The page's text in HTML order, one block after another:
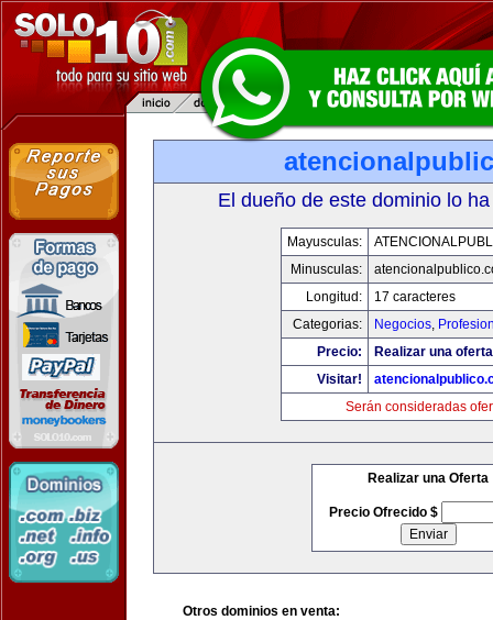
El dueño de este dominio lo
Mayusculas:
Minusculas:
Longitud:
17 caracteres
Categorias:
Negocios,
Precio:
Realizar una
Visitar!
Serán consideradas
Realizar una Oferta
Precio Ofrecido $
Otros dominios en venta: